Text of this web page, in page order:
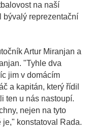
na naší
bývalý reprezentační
Artur Miranjan a
"Tyhle dva
jim v domácím
a kapitán, který řídil
ten u nás nastoupí.
nejen na tyto
konstatoval Rada.